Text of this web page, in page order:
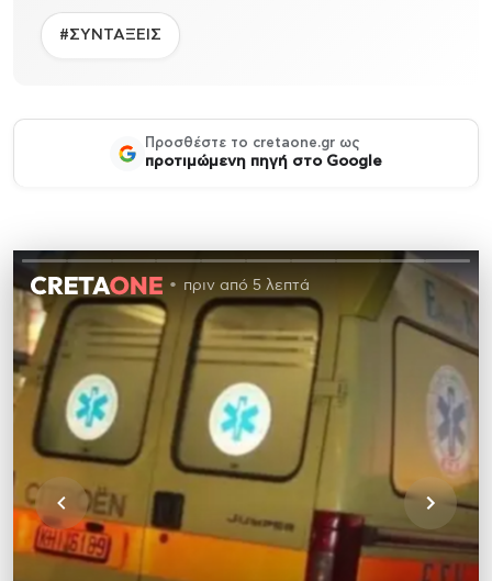
#ΣΥΝΤΑΞΕΙΣ
Προσθέστε το cretaone.gr ως
προτιμώμενη πηγή στο Google
πριν από 5 λεπτά